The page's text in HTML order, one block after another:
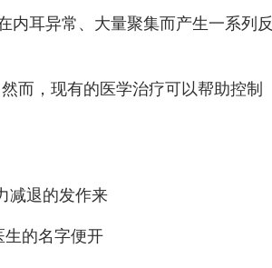
内耳异常、大量聚集而产生一系列反
而，现有的医学治疗可以帮助控制
减退的发作来
生的名字便开